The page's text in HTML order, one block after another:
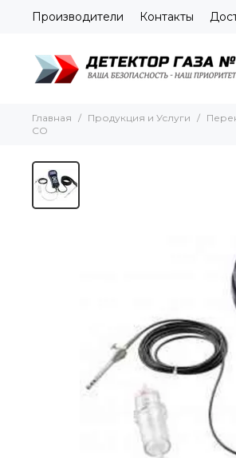
Производители Контакты
Главная Продукция и Услуги
СО